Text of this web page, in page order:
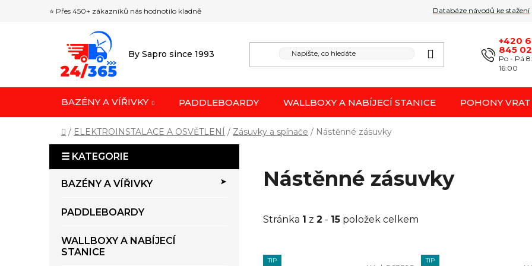
⭐ Přes 450+ zákazníků nás hodnotilo kladně Databáze návodů ke stažení
Reklamace / odstoupení
By Sapro since 1993
+420
845
Po - Pá
16:00
BAZÉNY A VÍŘIVKY PADDLEBOARDY WALLBOXY A NABÍJECÍ STANICE POHONY VRAT
Domů
/ ELEKTROINSTALACE A OSVĚTLENÍ / Zásuvky a spínače / Nástěnné zásuvky
o
kategorie
BAZÉNY A VÍŘIVKY
PADDLEBOARDY
WALLBOXY A NABÍJECÍ
STANICE
Nástěnné zásuvky
Stránka 1 z 2 - 15 položek celkem
VTIP TIP